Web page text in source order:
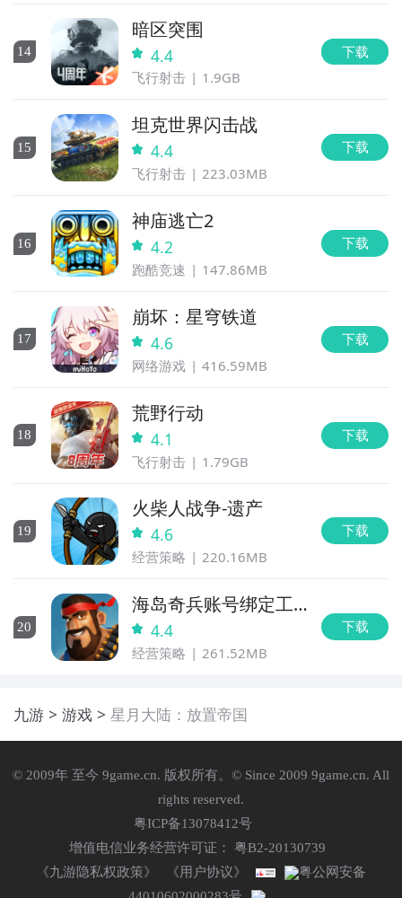
14
暗区突围
4.4
飞行射击 1.9GB
下载
15
坦克世界闪击战
4.4
飞行射击 223.03MB
下载
16
神庙逃亡2
4.2
跑酷竞速 147.86MB
下载
17
崩坏：星穹铁道
4.6
网络游戏 416.59MB
下载
18
荒野行动
4.1
飞行射击 1.79GB
下载
19
火柴人战争-遗产
4.6
经营策略 220.16MB
下载
20
海岛奇兵账号绑定工
具 4.4
经营策略 261.52MB
下载
九游 游戏 星月大陆：放置帝国
© 2009年 至今 9game.cn. 版权所有。© Since 2009 9game.cn. All
rights reserved.
粤ICP备13078412号
增值电信业务经营许可证： 粤B2-20130739
《九游隐私权政策》
《用户协议》
粤公网安备